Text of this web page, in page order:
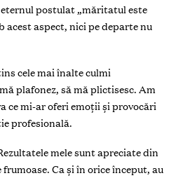
postulat „măritatul este
acest aspect, nici pe departe nu
cele mai înalte culmi
plafonez, să mă plictisesc. Am
ce mi-ar oferi emoții și provocări
profesională.
mele sunt apreciate din
Ca şi în orice început, au